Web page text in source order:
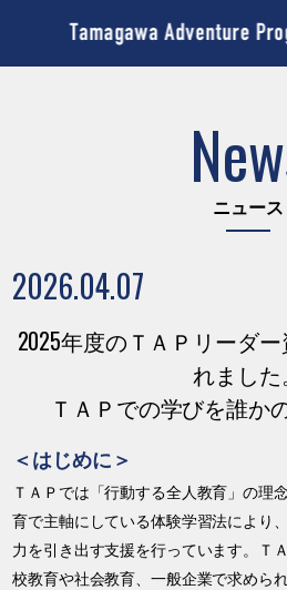
ニュース
2026.04.07
2025年度のＴＡＰリーダ
れました
ＴＡＰでの学びを誰か
＜はじめに＞
ＴＡＰでは「行動する全人教育」の理
育で主軸にしている体験学習法により
力を引き出す支援を行っています。Ｔ
校教育や社会教育、一般企業で求めら